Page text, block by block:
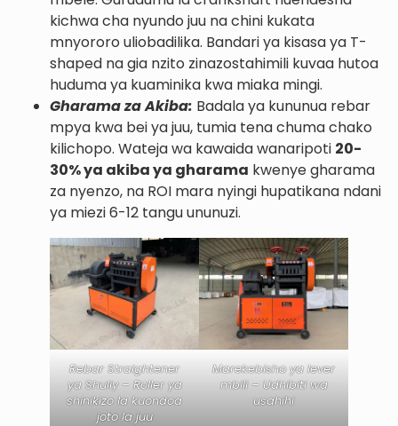
kichwa cha nyundo juu na chini kukata
mnyororo uliobadilika. Bandari ya kisasa ya T-
shaped na gia nzito zinazostahimili kuvaa hutoa
huduma ya kuaminika kwa miaka mingi.
Gharama za Akiba: Badala ya kununua rebar
mpya kwa bei ya juu, tumia tena chuma chako
kilichopo. Wateja wa kawaida wanaripoti 20-
30% ya akiba ya gharama kwenye gharama
za nyenzo, na ROI mara nyingi hupatikana ndani
ya miezi 6-12 tangu ununuzi.
Rebar Straightener
ya Shuliy – Roller ya
shinikizo la kuondoa
joto la juu
Marekebisho ya lever
mbili – Udhibiti wa
usahihi